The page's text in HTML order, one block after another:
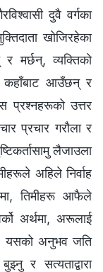
दुवै वर्गका
खोजिरहेका
मर्छन्, व्यक्तिको
कहाँबाट आउँछन् र
प्रश्‍नहरूको उत्तर
प्रचार गरौला र
लैजाउला
अहिले निर्वाह
तिमीहरू आफैले
अर्थमा, अरूलाई
यसको अनुभव जति
र सत्यताद्वारा